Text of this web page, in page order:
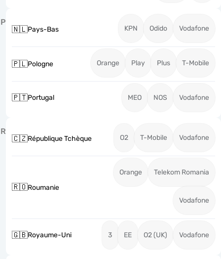
P
🇳🇱Pays-Bas KPN Odido Vodafone
🇵🇱Pologne Orange Play Plus T-Mobile
🇵🇹Portugal MEO NOS Vodafone
R
🇨🇿République Tchèque O2 T-Mobile Vodafone
🇷🇴Roumanie
Orange Telekom Romania
Vodafone
🇬🇧Royaume-Uni 3 EE O2 (UK) Vodafone